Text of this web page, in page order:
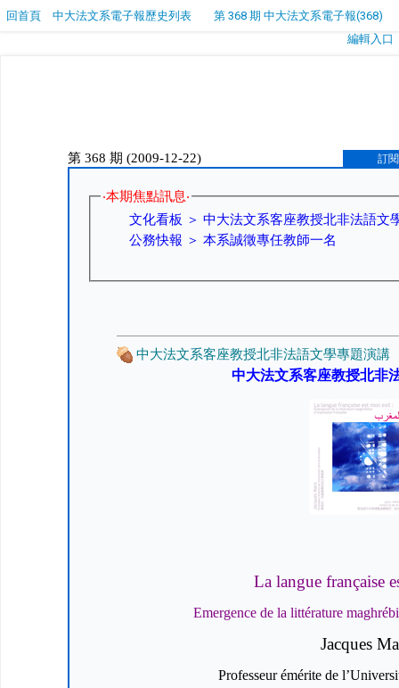
回首頁 中大法文系電子報歷史列表
第 368 期 中大法文系電子報(368)
編輯入口